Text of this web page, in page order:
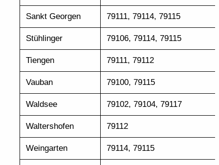
Sankt Georgen 79111, 79114, 79115
Stühlinger 79106, 79114, 79115
Tiengen 79111, 79112
Vauban 79100, 79115
Waldsee 79102, 79104, 79117
Waltershofen 79112
Weingarten 79114, 79115